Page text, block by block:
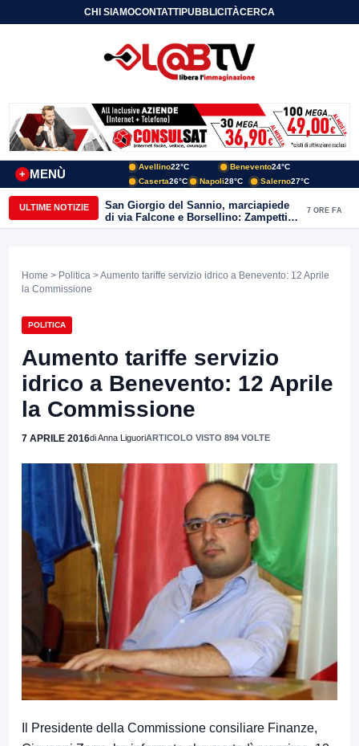
CHI SIAMOCONTATTIPUBBLICITÀCERCA
MENÙ
+
Avellino22°C Benevento24°C
Caserta26°C Napoli28°C Salerno27°C
ULTIME NOTIZIE
San Giorgio del Sannio, marciapiede
di via Falcone e Borsellino: Zampetti e
Lombardi replicano alle polemiche
7 ORE FA
Home > Politica > Aumento tariffe servizio idrico a Benevento: 12 Aprile
la Commissione
POLITICA
Aumento tariffe servizio
idrico a Benevento: 12 Aprile
la Commissione
7 APRILE 2016di Anna LiguoriARTICOLO VISTO 894 VOLTE
Il Presidente della Commissione consiliare Finanze,